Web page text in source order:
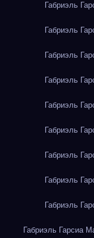
Габриэль
Габриэль
Габриэль
Габриэль
Габриэль
Габриэль
Габриэль
Габриэль
Габриэль
Габриэль Гарсиа